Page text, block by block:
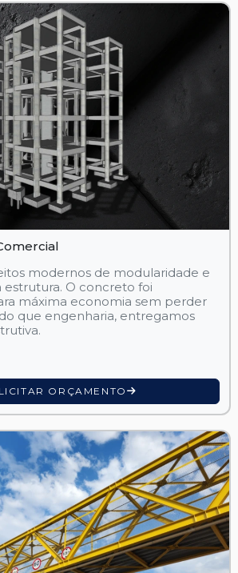
modernos de modularidade e
estrutura. O concreto foi
máxima economia sem perder
que engenharia, entregamos
ORÇAMENTO